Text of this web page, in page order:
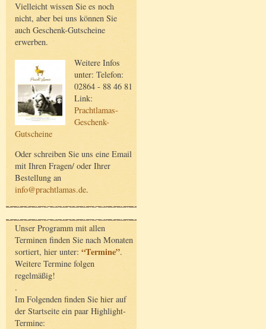
Vielleicht wissen Sie es noch
nicht, aber bei uns können Sie
auch Geschenk-Gutscheine
erwerben.
Weitere Infos
unter: Telefon:
02864 - 88 46 81
Link:
Prachtlamas-
Geschenk-
Gutscheine
Oder schreiben Sie uns eine Email
mit Ihren Fragen/ oder Ihrer
Bestellung an
info@prachtlamas.de.
Unser Programm mit allen
Terminen finden Sie nach Monaten
sortiert, hier unter: “Termine”.
Weitere Termine folgen
regelmäßig!
.
Im Folgenden finden Sie hier auf
der Startseite ein paar Highlight-
Termine: